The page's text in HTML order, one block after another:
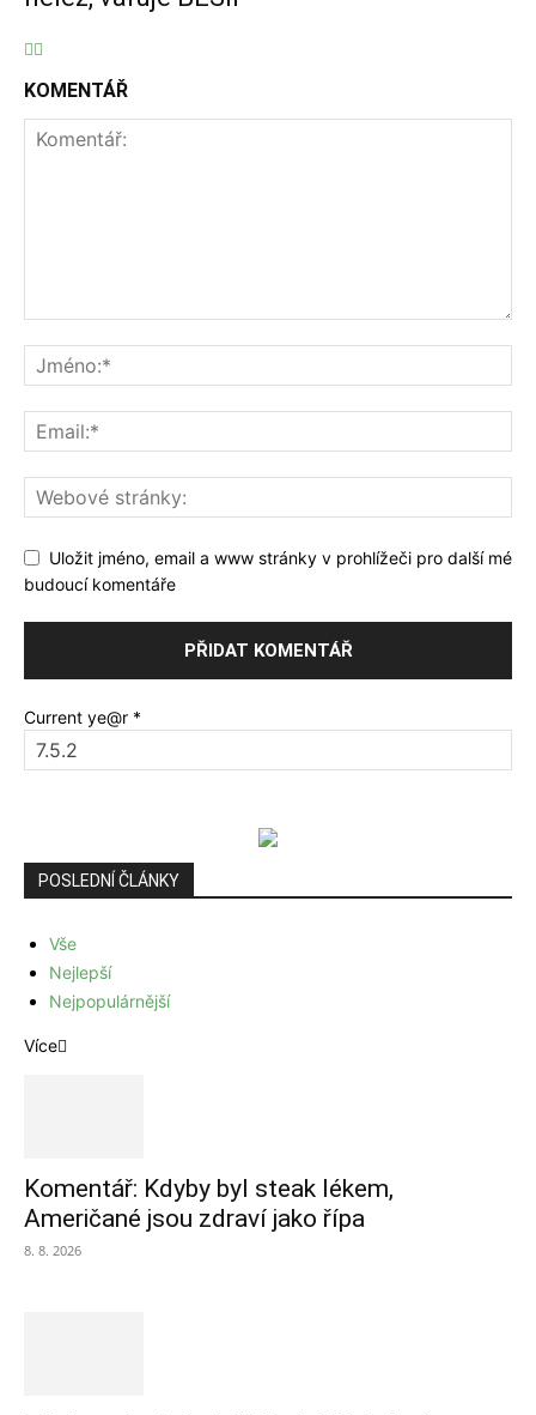
KOMENTÁŘ
Uložit jméno, email a www stránky v prohlížeči pro další mé
budoucí komentáře
Current ye@r *
POSLEDNÍ ČLÁNKY
Vše
Nejlepší
Nejpopulárnější
Více
Komentář: Kdyby byl steak lékem,
Američané jsou zdraví jako řípa
8. 8. 2026